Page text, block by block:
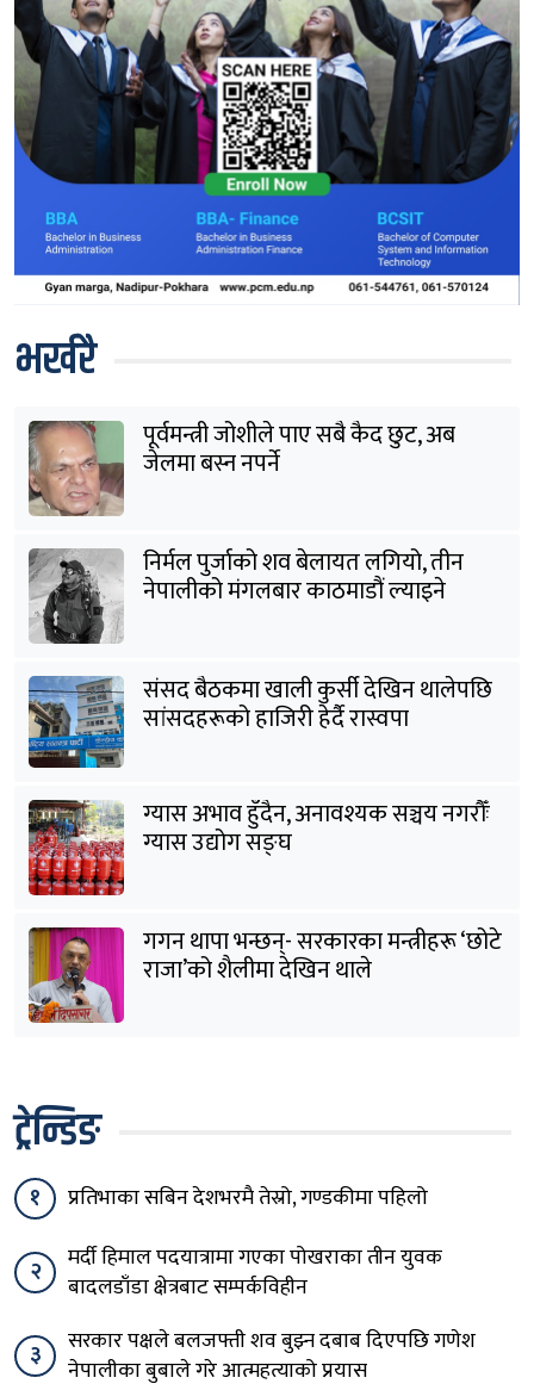
भर्खरै
पूर्वमन्त्री जोशीले पाए सबै कैद छुट, अब
जेलमा बस्न नपर्ने
निर्मल पुर्जाको शव बेलायत लगियो, तीन
नेपालीको मंगलबार काठमाडौं ल्याइने
संसद बैठकमा खाली कुर्सी देखिन थालेपछि
सांसदहरूको हाजिरी हेर्दै रास्वपा
ग्यास अभाव हुँदैन, अनावश्यक सञ्चय नगरौँः
ग्यास उद्योग सङ्घ
गगन थापा भन्छन्- सरकारका मन्त्रीहरू ‘छोटे
राजा’को शैलीमा देखिन थाले
ट्रेन्डिङ
१ प्रतिभाका सबिन देशभरमै तेस्रो, गण्डकीमा पहिलो
२
मर्दी हिमाल पदयात्रामा गएका पोखराका तीन युवक
बादलडाँडा क्षेत्रबाट सम्पर्कविहीन
३
सरकार पक्षले बलजफ्ती शव बुझ्न दबाब दिएपछि गणेश
नेपालीका बुबाले गरे आत्महत्याको प्रयास